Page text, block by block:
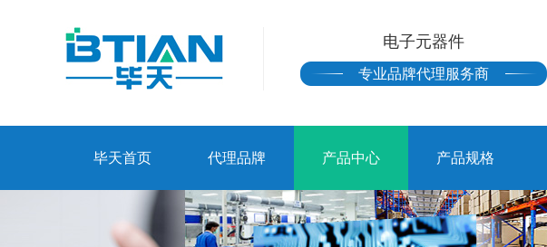
电子元器件
专业品牌代理服务商
毕天首页 代理品牌 产品中心 产品规格